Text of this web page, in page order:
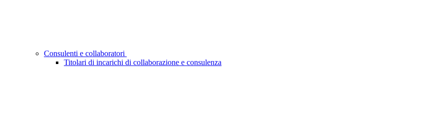
Consulenti e collaboratori
Titolari di incarichi di collaborazione e consulenza